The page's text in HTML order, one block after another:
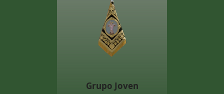
Grupo Joven